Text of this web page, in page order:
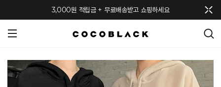
3,000원 적립금 + 무료배송받고 쇼핑하세요